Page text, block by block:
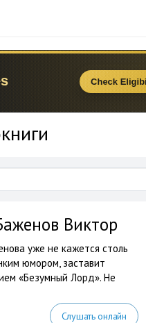
Виктор
уже не кажется столь
юмором, заставит
«Безумный Лорд». Не
Слушать онлайн